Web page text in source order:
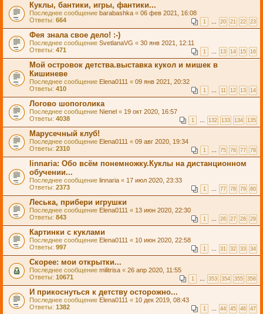
Куклы, бантики, игры, фантики...
Последнее сообщение barabashka « 06 фев 2021, 16:08
Ответы: 664 1 … 20 21 22 23
Фея знала свое дело! :-)
Последнее сообщение SvetlanaVG « 30 янв 2021, 12:11
Ответы: 471 1 … 13 14 15 16
Мой островок детства.выставка кукол и мишек в
Кишиневе
Последнее сообщение Elena0111 « 09 янв 2021, 20:32
Ответы: 410 1 … 11 12 13 14
Логово шопоголика
Последнее сообщение Nienel « 19 окт 2020, 16:57
Ответы: 4038 1 … 132 133 134 135
Марусечный клуб!
Последнее сообщение Elena0111 « 09 авг 2020, 19:34
Ответы: 2310 1 … 75 76 77 78
linnaria: Обо всём понемножку.Куклы на дистанционном
обучении...
Последнее сообщение linnaria « 17 июл 2020, 23:33
Ответы: 2373 1 … 77 78 79 80
Леська, прибери игрушки
Последнее сообщение Elena0111 « 13 июн 2020, 22:30
Ответы: 843 1 … 26 27 28 29
Картинки с куклами
Последнее сообщение Elena0111 « 10 июн 2020, 22:58
Ответы: 997 1 … 31 32 33 34
Скорее: мои открытки...
Последнее сообщение militrisa « 26 апр 2020, 11:55
Ответы: 10671 1 … 353 354 355 356
И прикоснуться к детству осторожно...
Последнее сообщение Elena0111 « 10 дек 2019, 08:43
Ответы: 1382 1 … 44 45 46 47